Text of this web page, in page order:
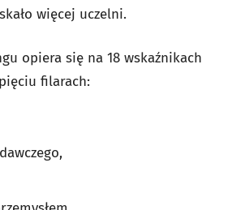
więcej uczelni.
opiera się na 18 wskaźnikach
filarach: